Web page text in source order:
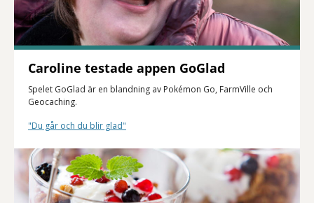
Caroline testade appen GoGlad
Spelet GoGlad är en blandning av Pokémon Go, FarmVille och
Geocaching.
"Du går och du blir glad"